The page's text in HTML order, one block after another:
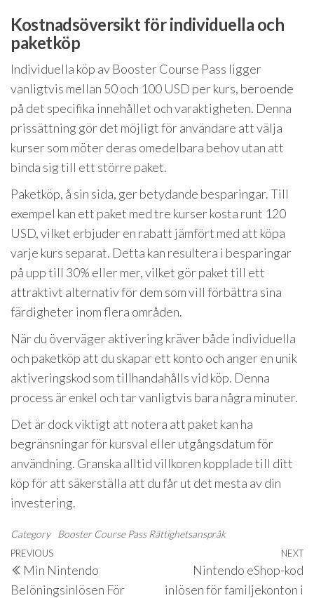
Kostnadsöversikt för individuella och
paketköp
Individuella köp av Booster Course Pass ligger
vanligtvis mellan 50 och 100 USD per kurs, beroende
på det specifika innehållet och varaktigheten. Denna
prissättning gör det möjligt för användare att välja
kurser som möter deras omedelbara behov utan att
binda sig till ett större paket.
Paketköp, å sin sida, ger betydande besparingar. Till
exempel kan ett paket med tre kurser kosta runt 120
USD, vilket erbjuder en rabatt jämfört med att köpa
varje kurs separat. Detta kan resultera i besparingar
på upp till 30% eller mer, vilket gör paket till ett
attraktivt alternativ för dem som vill förbättra sina
färdigheter inom flera områden.
När du överväger aktivering kräver både individuella
och paketköp att du skapar ett konto och anger en unik
aktiveringskod som tillhandahålls vid köp. Denna
process är enkel och tar vanligtvis bara några minuter.
Det är dock viktigt att notera att paket kan ha
begränsningar för kursval eller utgångsdatum för
användning. Granska alltid villkoren kopplade till ditt
köp för att säkerställa att du får ut det mesta av din
investering.
Category Booster Course Pass Rättighetsanspråk
Post
navigation
Previous
Post
PREVIOUS
Min Nintendo
Belöningsinlösen För
NEXT
Nintendo eShop-kod
inlösen för familjekonton i